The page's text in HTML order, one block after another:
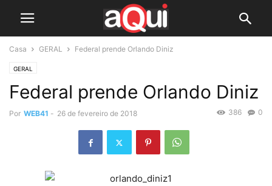
Casa GERAL Federal prende Orlando Diniz
GERAL
Federal prende Orlando Diniz
Por WEB41 - 26 de fevereiro de 2018 0
386